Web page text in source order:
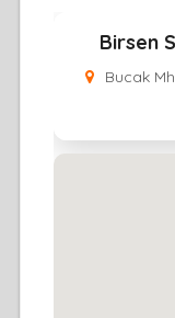
Birsen
Bucak